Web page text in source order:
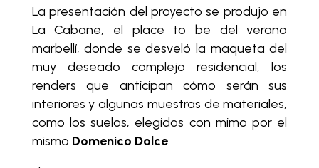
La presentación del proyecto se produjo en
La Cabane, el place to be del verano
marbellí, donde se desveló la maqueta del
muy deseado complejo residencial, los
renders que anticipan cómo serán sus
interiores y algunas muestras de materiales,
como los suelos, elegidos con mimo por el
mismo Domenico Dolce.